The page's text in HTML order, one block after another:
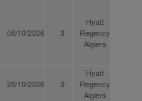
08/10/2026 3
Hyatt
Regency
Algiers
29/10/2026 3
Hyatt
Regency
Algiers